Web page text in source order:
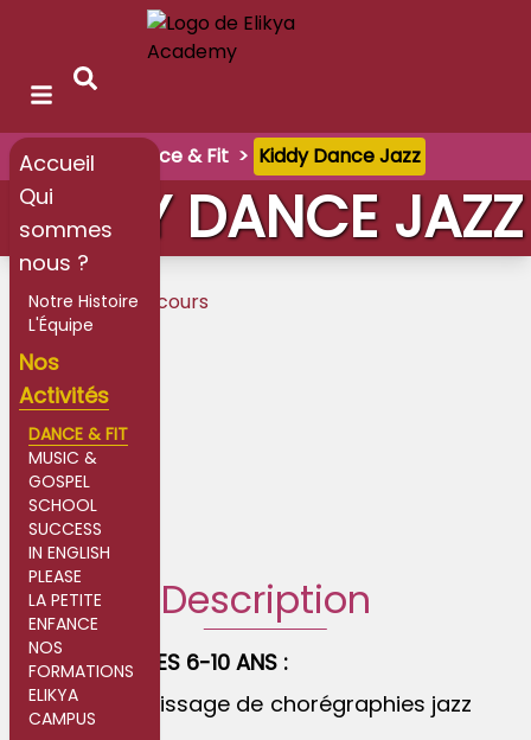
Accueil
Qui
sommes
nous ?
Notre Histoire
L'Équipe
Nos
Activités
DANCE & FIT
MUSIC &
GOSPEL
SCHOOL
SUCCESS
IN ENGLISH
PLEASE
LA PETITE
ENFANCE
NOS
FORMATIONS
ELIKYA
CAMPUS
Accueil Dance & Fit > Kiddy Dance Jazz
KIDDY DANCE JAZZ
Revenir aux cours
Description
🎷 POUR LES 6-10 ANS :
• Apprentissage de chorégraphies jazz